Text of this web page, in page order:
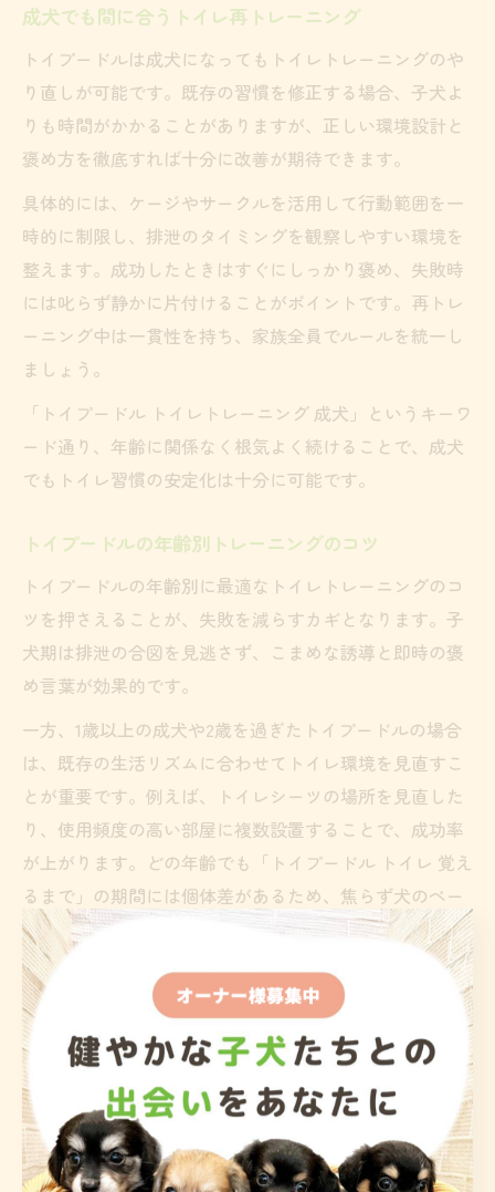
成犬でも間に合うトイレ再トレーニング
トイプードルは成犬になってもトイレトレーニングのや
り直しが可能です。既存の習慣を修正する場合、子犬よ
りも時間がかかることがありますが、正しい環境設計と
褒め方を徹底すれば十分に改善が期待できます。
具体的には、ケージやサークルを活用して行動範囲を一
時的に制限し、排泄のタイミングを観察しやすい環境を
整えます。成功したときはすぐにしっかり褒め、失敗時
には叱らず静かに片付けることがポイントです。再トレ
ーニング中は一貫性を持ち、家族全員でルールを統一し
ましょう。
「トイプードル トイレトレーニング 成犬」というキーワ
ード通り、年齢に関係なく根気よく続けることで、成犬
でもトイレ習慣の安定化は十分に可能です。
トイプードルの年齢別トレーニングのコツ
トイプードルの年齢別に最適なトイレトレーニングのコ
ツを押さえることが、失敗を減らすカギとなります。子
犬期は排泄の合図を見逃さず、こまめな誘導と即時の褒
め言葉が効果的です。
一方、1歳以上の成犬や2歳を過ぎたトイプードルの場合
は、既存の生活リズムに合わせてトイレ環境を見直すこ
とが重要です。例えば、トイレシーツの場所を見直した
り、使用頻度の高い部屋に複数設置することで、成功率
が上がります。どの年齢でも「トイプードル トイレ 覚え
るまで」の期間には個体差があるため、焦らず犬のペー
スに合わせましょう。
また、年齢が上がるほど根気と一貫性が求められるた
め、家族全員でルールを統一することも成功のポイント
です。
5ヶ月からのリスタート成功例
5ヶ月頃からトイレトレーニングをやり直したいと考える
飼い主も少なくありません。「トイプードル トイレトレ